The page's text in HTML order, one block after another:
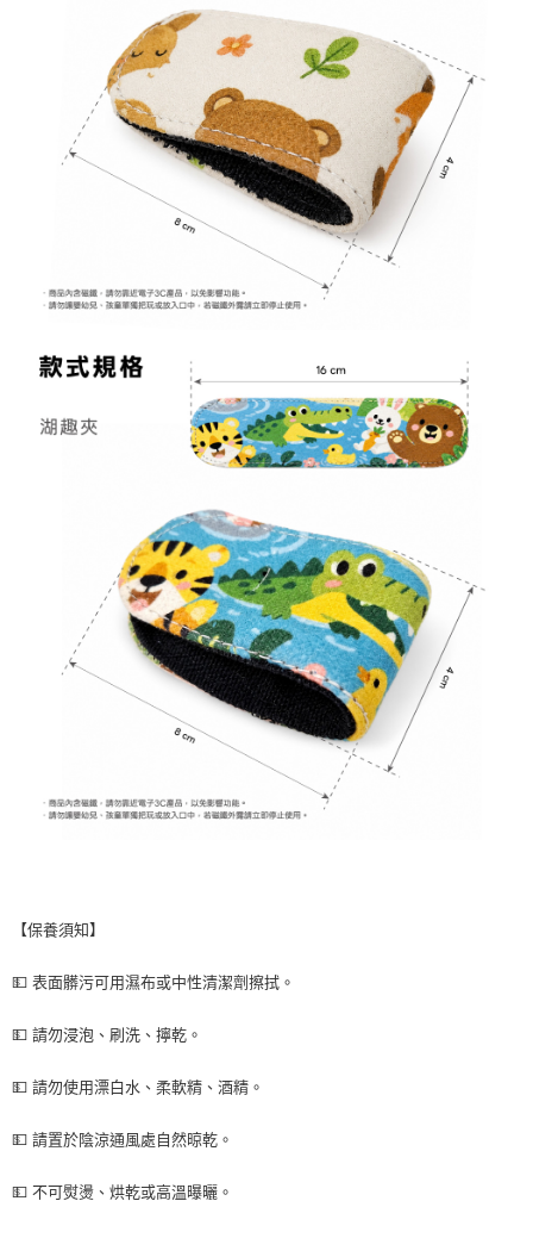
【保養須知】
💵 表面髒污可用濕布或中性清潔劑擦拭。
💵 請勿浸泡、刷洗、擰乾。
💵 請勿使用漂白水、柔軟精、酒精。
💵 請置於陰涼通風處自然晾乾。
💵 不可熨燙、烘乾或高溫曝曬。